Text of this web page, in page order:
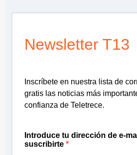
Newsletter T13
Inscríbete en nuestra lista de
gratis las noticias más
confianza de Teletrece.
Introduce tu dirección de e-
suscribirte